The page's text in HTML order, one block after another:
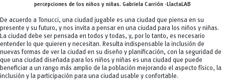
percepciones de los niños y niñas. Gabriela Carrión -LlactaLAB
De acuerdo a Tonucci, una ciudad jugable es una ciudad que piensa en su
presente y su futuro, y nos invita a pensar en una ciudad para los niños y niñas.
La ciudad debe ser pensada en todos y todas, y, por lo tanto, es necesario
entender lo que quieren y necesitan. Resulta indispensable la inclusión de
nuevas formas de ver la ciudad en su diseño y planificación, con la seguridad de
que una ciudad diseñada para los niños y niñas es una ciudad que puede
beneficiar a un rango más amplio de la población mejorando el aspecto físico, la
inclusión y la participación para una ciudad usable y confortable.